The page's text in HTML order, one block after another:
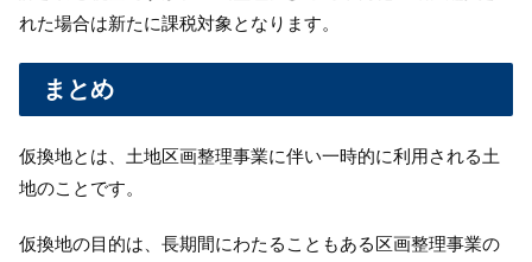
れた場合は新たに課税対象となります。
まとめ
仮換地とは、土地区画整理事業に伴い一時的に利用される土
地のことです。
仮換地の目的は、長期間にわたることもある区画整理事業の